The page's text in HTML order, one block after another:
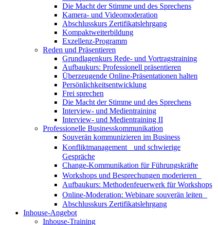
Die Macht der Stimme und des Sprechens
Kamera- und Videomoderation
Abschlusskurs Zertifikatslehrgang
Kompaktweiterbildung
Exzellenz-Programm
Reden und Präsentieren
Grundlagenkurs Rede- und Vortragstraining
Aufbaukurs: Professionell präsentieren
Überzeugende Online-Präsentationen halten
Persönlichkeitsentwicklung
Frei sprechen
Die Macht der Stimme und des Sprechens
Interview- und Medientraining
Interview- und Medientraining II
Professionelle Businesskommunikation
Souverän kommunizieren im Business
Konfliktmanagement und schwierige
Gespräche
Change-Kommunikation für Führungskräfte
Workshops und Besprechungen moderieren
Aufbaukurs: Methodenfeuerwerk für Workshops
Online-Moderation: Webinare souverän leiten
Abschlusskurs Zertifikatslehrgang
Inhouse-Angebot
Inhouse-Training